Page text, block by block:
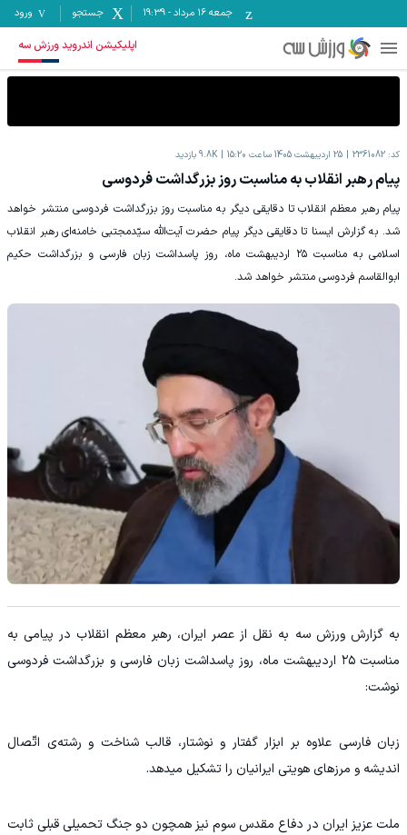
جمعه ۱۶ مرداد -
19:39 جستجو ورود
اپلیکیشن اندروید ورزش سه
کد: 2361082 25 اردیبهشت 1405 ساعت 15:20 9.8K بازدید
پیام رهبر انقلاب به مناسبت روز بزرگداشت فردوسی
پیام رهبر معظم انقلاب تا دقایقی دیگر به مناسبت روز بزرگداشت فردوسی منتشر خواهد
شد. به گزارش ایسنا تا دقایقی دیگر پیام حضرت آیت‌الله سیّدمجتبی خامنه‌ای رهبر انقلاب
اسلامی به مناسبت ۲۵ اردیبهشت ماه، روز پاسداشت زبان فارسی و بزرگداشت حکیم
ابوالقاسم فردوسی منتشر خواهد شد.
به گزارش ورزش سه به نقل از عصر ایران، رهبر معظم انقلاب در پیامی به
مناسبت ۲۵ اردیبهشت ماه، روز پاسداشت زبان فارسی و بزرگداشت فردوسی
نوشت:
زبان فارسی علاوه بر ابزار گفتار و نوشتار، قالب شناخت و رشته‌ی اتّصال
اندیشه و مرزهای هویتی ایرانیان را تشکیل میدهد.
ملت عزیز ایران در دفاع مقدس سوم نیز همچون دو جنگ تحمیلی قبلی ثابت